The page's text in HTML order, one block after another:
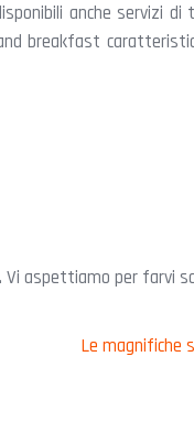
anche servizi di
breakfast
Vi aspettiamo per farvi
Le magnifiche